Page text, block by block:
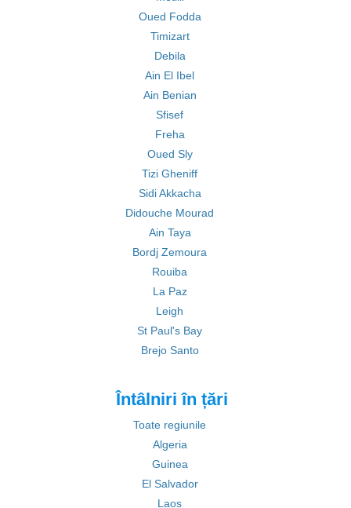
Oued Fodda
Timizart
Debila
Ain El Ibel
Ain Benian
Sfisef
Freha
Oued Sly
Tizi Gheniff
Sidi Akkacha
Didouche Mourad
Ain Taya
Bordj Zemoura
Rouiba
La Paz
Leigh
St Paul's Bay
Brejo Santo
Întâlniri în țări
Toate regiunile
Algeria
Guinea
El Salvador
Laos